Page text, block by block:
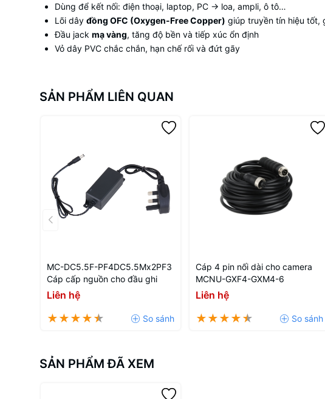
Dùng để kết nối: điện thoại, laptop, PC → loa, ampli, ô tô…
Lõi dây đồng OFC (Oxygen-Free Copper) giúp truyền tín hiệu tốt,
Đầu jack mạ vàng, tăng độ bền và tiếp xúc ổn định
Vỏ dây PVC chắc chắn, hạn chế rối và đứt gãy
SẢN PHẨM LIÊN QUAN
MC-DC5.5F-PF4DC5.5Mx2PF3
Cáp cấp nguồn cho đầu ghi
Liên hệ
Cáp 4 pin nối dài cho camera
MCNU-GXF4-GXM4-6
Liên hệ
SẢN PHẨM ĐÃ XEM